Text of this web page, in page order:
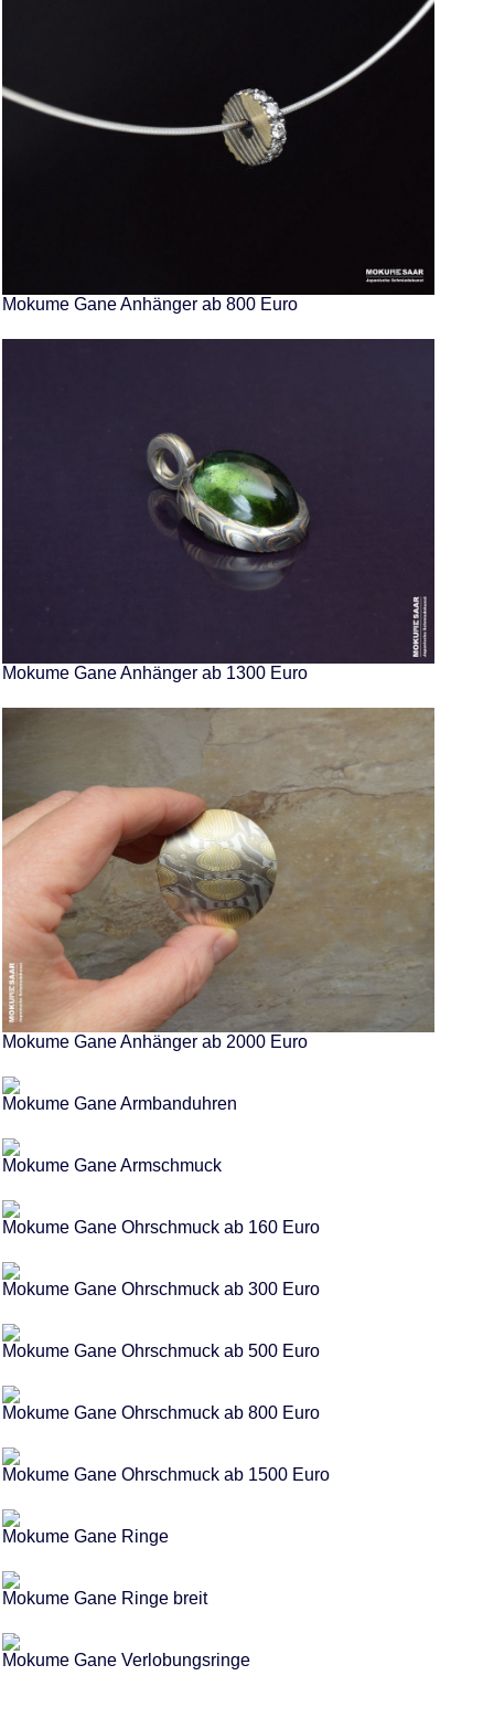
Mokume Gane Anhänger ab 800 Euro
Mokume Gane Anhänger ab 1300 Euro
Mokume Gane Anhänger ab 2000 Euro
Mokume Gane Armbanduhren
Mokume Gane Armschmuck
Mokume Gane Ohrschmuck ab 160 Euro
Mokume Gane Ohrschmuck ab 300 Euro
Mokume Gane Ohrschmuck ab 500 Euro
Mokume Gane Ohrschmuck ab 800 Euro
Mokume Gane Ohrschmuck ab 1500 Euro
Mokume Gane Ringe
Mokume Gane Ringe breit
Mokume Gane Verlobungsringe